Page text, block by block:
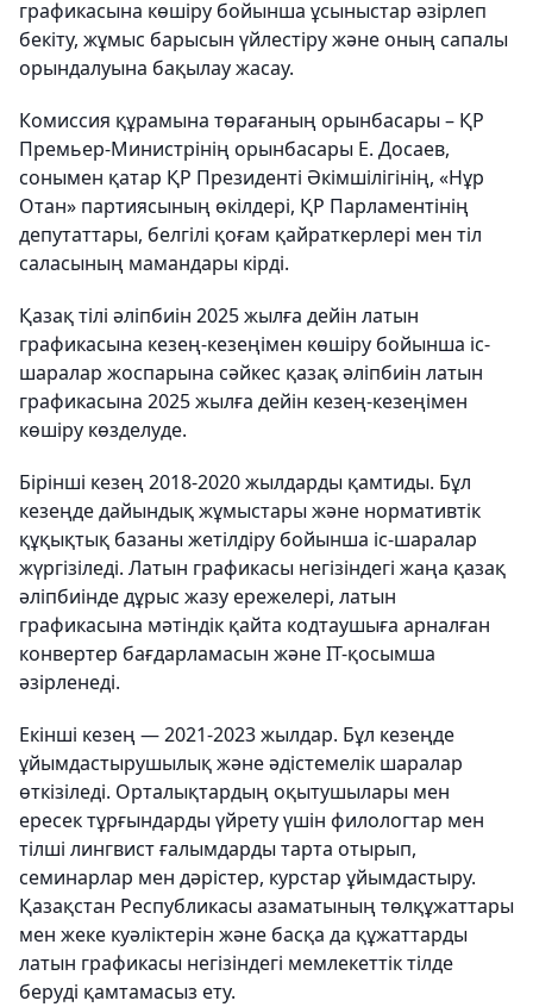
графикасына көшіру бойынша ұсыныстар әзірлеп
бекіту, жұмыс барысын үйлестіру және оның сапалы
орындалуына бақылау жасау.
Комиссия құрамына төрағаның орынбасары – ҚР
Премьер-Министрінің орынбасары Е. Досаев,
сонымен қатар ҚР Президенті Әкімшілігінің, «Нұр
Отан» партиясының өкілдері, ҚР Парламентінің
депутаттары, белгілі қоғам қайраткерлері мен тіл
саласының мамандары кірді.
Қазақ тілі әліпбиін 2025 жылға дейін латын
графикасына кезең-кезеңімен көшіру бойынша іс-
шаралар жоспарына сәйкес қазақ әліпбиін латын
графикасына 2025 жылға дейін кезең-кезеңімен
көшіру көзделуде.
Бірінші кезең 2018-2020 жылдарды қамтиды. Бұл
кезеңде дайындық жұмыстары және нормативтік
құқықтық базаны жетілдіру бойынша іс-шаралар
жүргізіледі. Латын графикасы негізіндегі жаңа қазақ
әліпбиінде дұрыс жазу ережелері, латын
графикасына мәтіндік қайта кодтаушыға арналған
конвертер бағдарламасын және IT-қосымша
әзірленеді.
Екінші кезең — 2021-2023 жылдар. Бұл кезеңде
ұйымдастырушылық және әдістемелік шаралар
өткізіледі. Орталықтардың оқытушылары мен
ересек тұрғындарды үйрету үшін филологтар мен
тілші лингвист ғалымдарды тарта отырып,
семинарлар мен дәрістер, курстар ұйымдастыру.
Қазақстан Республикасы азаматының төлқұжаттары
мен жеке куәліктерін және басқа да құжаттарды
латын графикасы негізіндегі мемлекеттік тілде
беруді қамтамасыз ету.